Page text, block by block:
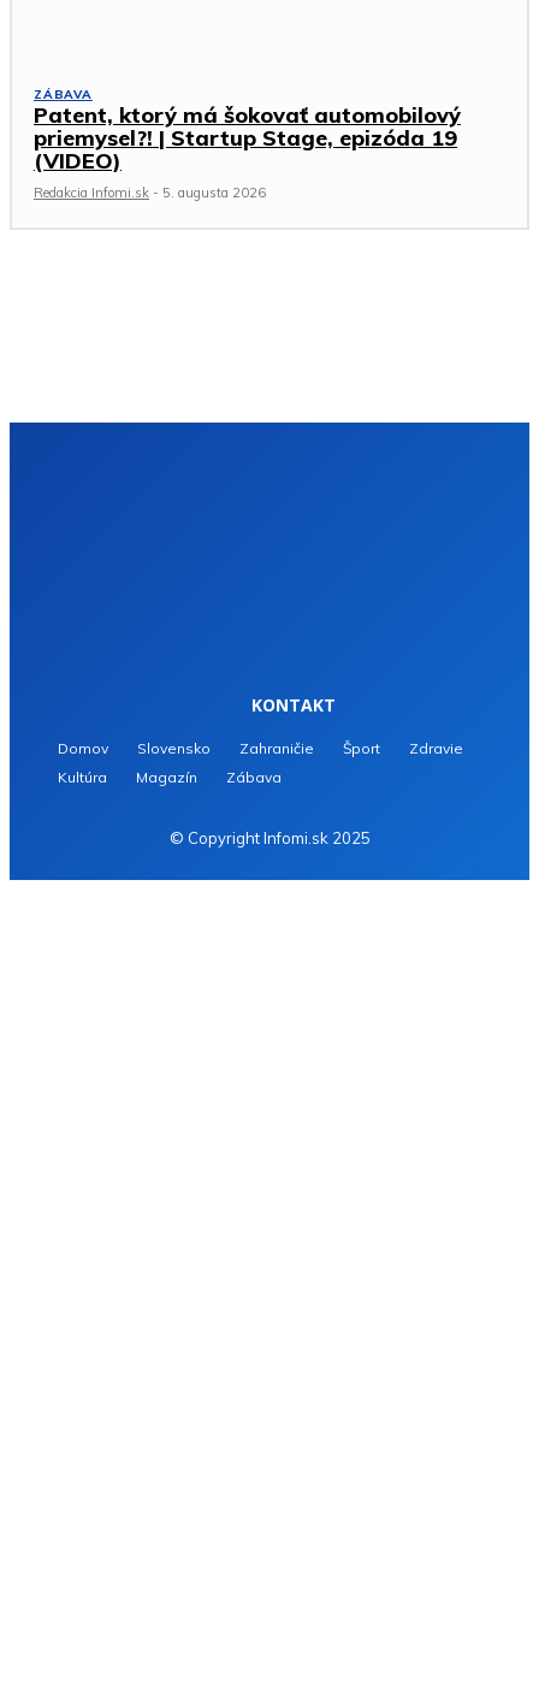
ZÁBAVA
Patent, ktorý má šokovať automobilový
priemysel?! | Startup Stage, epizóda 19
(VIDEO)
Redakcia Infomi.sk - 5. augusta 2026
KONTAKT
Domov Slovensko Zahraničie Šport
Zdravie
Kultúra
Magazín Zábava
© Copyright Infomi.sk 2025